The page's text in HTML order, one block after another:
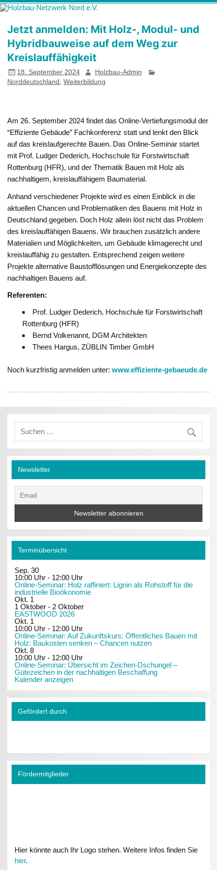
Zum
Inhalt
Holzbau-
Netzwerk Nord
e.V.
Förderung von Bildung im Themenfeld "Holz als klimafreundlicher
Jetzt anmelden: Mit Holz-, Modul- und
Hybridbauweise auf dem Weg zur
Kreislauffähigkeit
18. September 2024
Holzbau-Admin
Norddeutschland ,Weiterbildung
Am 26. September 2024 findet das Online-Vertiefungsmodul der
“Effiziente Gebäude” Fachkonferenz statt und lenkt den Blick
auf das kreislaufgerechte Bauen. Das Online-Seminar startet
mit Prof. Ludger Dederich, Hochschule für Forstwirtschaft
Rottenburg (HFR), und der Thematik Bauen mit Holz als
nachhaltigem, kreislauffähigem Baumaterial.
Anhand verschiedener Projekte wird es einen Einblick in die
aktuellen Chancen und Problematiken des Bauens mit Holz in
Deutschland gegeben. Doch Holz allein löst nicht das Problem
des kreislauffähigen Bauens. Wir brauchen zusätzlich andere
Materialien und Möglichkeiten, um Gebäude klimagerecht und
kreislauffähig zu gestalten. Entsprechend zeigen weitere
Projekte alternative Baustofflösungen und Energiekonzepte des
nachhaltigen Bauens auf.
Referenten:
Prof. Ludger Dederich, Hochschule für Forstwirtschaft
Rottenburg (HFR)
Bernd Volkenannt, DGM Architekten
Thees Hargus, ZÜBLIN Timber GmbH
Noch kurzfristig anmelden unter:www.effiziente-gebaeude.de
Newsletter
Terminübersicht
Sep.30
10:00 Uhr - 12:00 Uhr
Online-Seminar: Holz raffiniert: Lignin als Rohstoff für die
industrielle Bioökonomie
Okt. 1
1 Oktober - 2 Oktober
EASTWOOD 2026
Okt. 1
10:00 Uhr - 12:00 Uhr
Online-Seminar: Auf Zukunftskurs: Öffentliches Bauen mit
Holz: Baukosten senken – Chancen nutzen
Okt.8
10:00 Uhr - 12:00 Uhr
Online-Seminar: Übersicht im Zeichen-Dschungel –
Gütezeichen in der nachhaltigen Beschaffung
Kalender anzeigen
Gefördert durch
Fördermitglieder
Hier könnte auch Ihr Logo stehen. Weitere Infos finden Sie
hier.